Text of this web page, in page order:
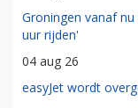
Groningen vanaf
uur rijden'
04 aug 26
easyJet wordt